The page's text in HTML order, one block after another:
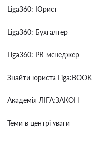
Liga360: Юрист
Liga360: Бухгалтер
Liga360: PR-менеджер
Знайти юриста Liga:BOOK
Академія ЛІГА:ЗАКОН
Теми в центрі уваги